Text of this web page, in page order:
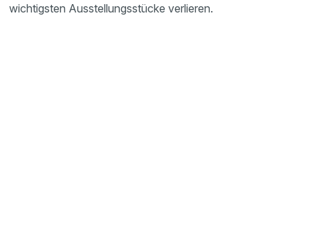
wichtigsten Ausstel­lungs­stücke verlieren.